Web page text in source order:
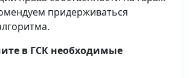
придерживаться
в ГСК необходимые